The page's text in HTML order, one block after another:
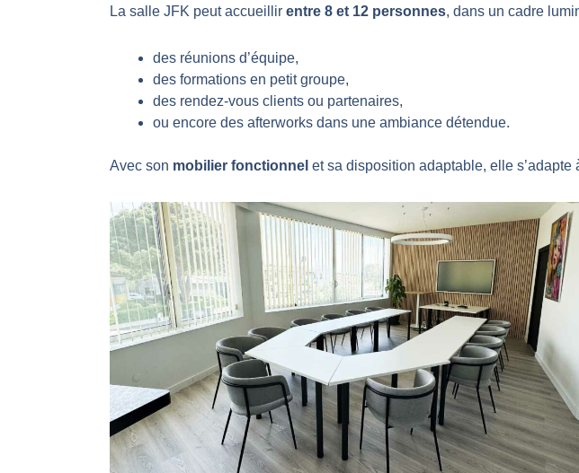
La salle JFK peut accueillir entre 8 et 12 personnes, dans un cadre
des réunions d’équipe,
des formations en petit groupe,
des rendez-vous clients ou partenaires,
ou encore des afterworks dans une ambiance détendue.
Avec son mobilier fonctionnel et sa disposition adaptable, elle